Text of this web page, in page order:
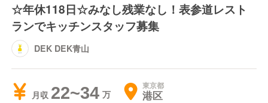
☆年休118日☆みなし残業なし！表参道レスト
ランでキッチンスタッフ募集
DEK DEK青山
月収 22~34 東京都
港区